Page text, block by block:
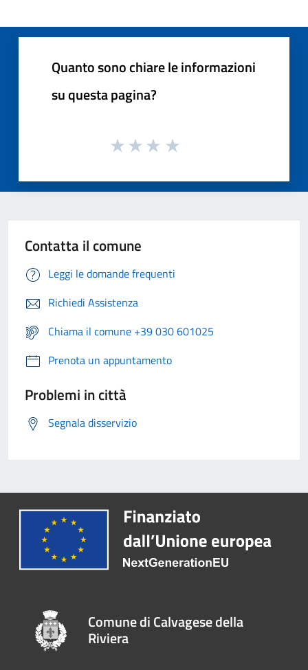
Quanto sono chiare le informazioni
su questa pagina?
Contatta il comune
Leggi le domande frequenti
Richiedi Assistenza
Chiama il comune +39 030 601025
Prenota un appuntamento
Problemi in città
Segnala disservizio
Comune di Calvagese della
Riviera